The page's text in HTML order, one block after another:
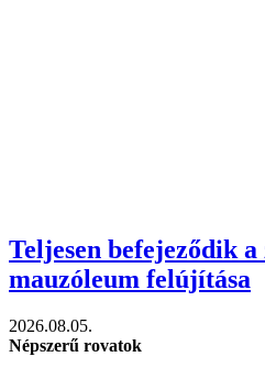
Teljesen befejeződik
mauzóleum felújítása
2026.08.05.
Népszerű rovatok